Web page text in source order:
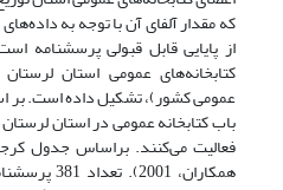
از پایایی قابل قبولی پرسشنامه
کتابخانه‌های عمومی استان
فعالیت می‌کنند. براساس جدول
همکاران،